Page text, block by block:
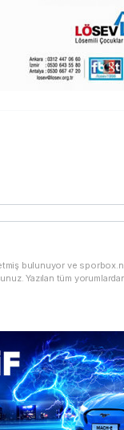
bulunuyor ve
Yazılan tüm